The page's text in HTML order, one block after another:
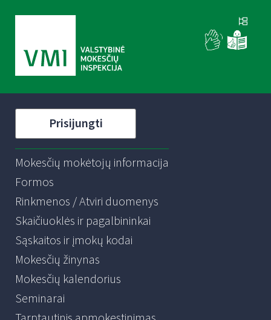
Prisijungti
Mokesčių mokėtojų informacija
Formos
Rinkmenos / Atviri duomenys
Skaičiuoklės ir pagalbininkai
Sąskaitos ir įmokų kodai
Mokesčių žinynas
Mokesčių kalendorius
Seminarai